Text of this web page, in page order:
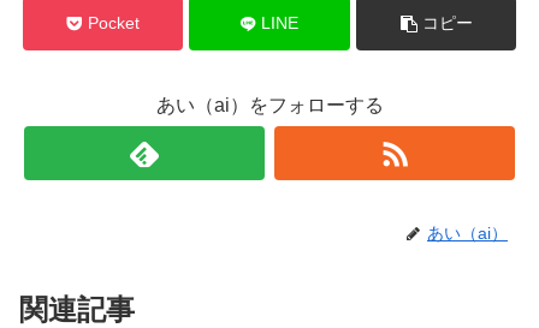
Pocket LINE コピー
あい（ai）をフォローする
あい（ai）
関連記事